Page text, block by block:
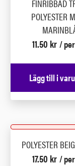
POLYESTER
11.50 kr /
Lägg till i
POLYESTER
17.50 kr /